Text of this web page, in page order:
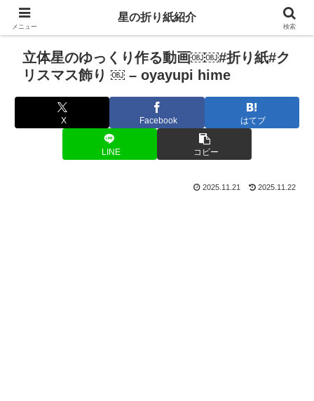
立体星のゆっくり作る動画￼￼#折り紙#ク
リスマス飾り ￼ – oyayupi hime
X Facebook はてブ
LINE コピー
2025.11.21 2025.11.22
メニュー
星の折り紙紹介
検索